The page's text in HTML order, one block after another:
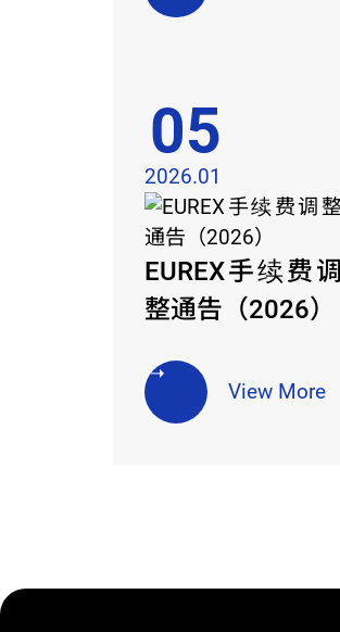
EUREX手续费调
整通告（2026）
View More
05
2026.01